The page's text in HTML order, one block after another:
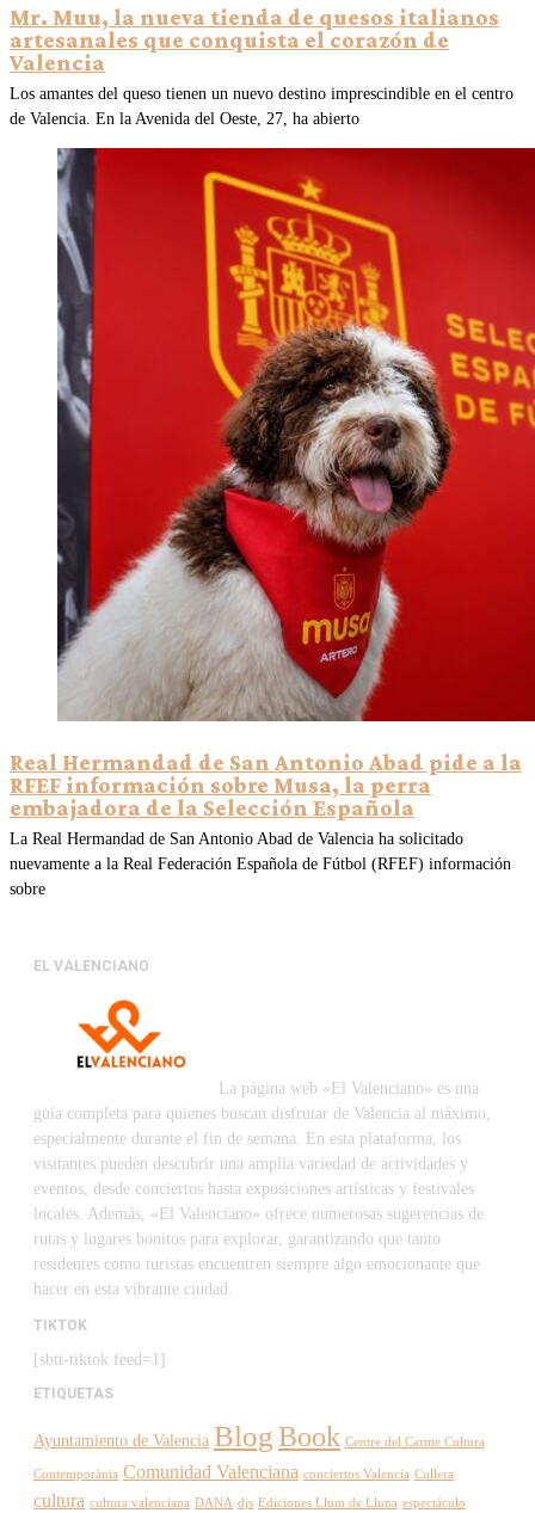
Mr. Muu, la nueva tienda de quesos italianos
artesanales que conquista el corazón de
Valencia
Los amantes del queso tienen un nuevo destino imprescindible en el centro
de Valencia. En la Avenida del Oeste, 27, ha abierto
Real Hermandad de San Antonio Abad pide a la
RFEF información sobre Musa, la perra
embajadora de la Selección Española
La Real Hermandad de San Antonio Abad de Valencia ha solicitado
nuevamente a la Real Federación Española de Fútbol (RFEF) información
sobre
EL VALENCIANO
La página web «El Valenciano» es una
guía completa para quienes buscan disfrutar de Valencia al máximo,
especialmente durante el fin de semana. En esta plataforma, los
visitantes pueden descubrir una amplia variedad de actividades y
eventos, desde conciertos hasta exposiciones artísticas y festivales
locales. Además, «El Valenciano» ofrece numerosas sugerencias de
rutas y lugares bonitos para explorar, garantizando que tanto
residentes como turistas encuentren siempre algo emocionante que
hacer en esta vibrante ciudad.
TIKTOK
[sbtt-tiktok feed=1]
ETIQUETAS
Ayuntamiento de Valencia BlogBook Centre del Carme Cultura
Contemporània Comunidad Valenciana conciertos Valencia Cullera
cultura cultura valenciana DANA djs Ediciones Llum de Lluna espectáculo